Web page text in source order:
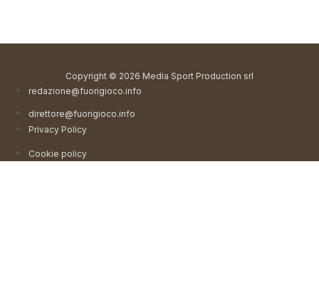
Copyright © 2026 Media Sport Production srl
redazione@fuorigioco.info
direttore@fuorigioco.info
Privacy Policy
Cookie policy